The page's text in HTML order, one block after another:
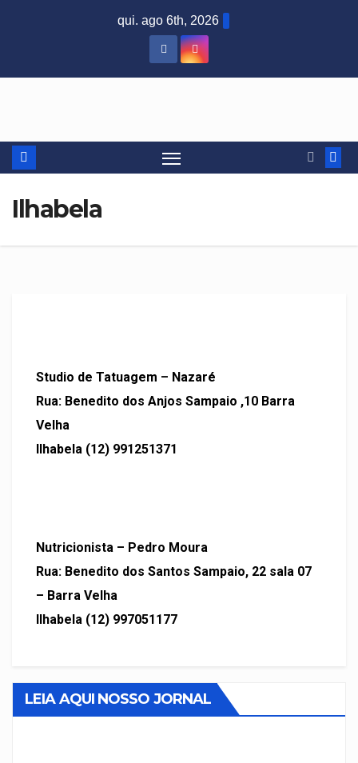
qui. ago 6th, 2026
Ilhabela
Studio de Tatuagem – Nazaré
Rua: Benedito dos Anjos Sampaio ,10 Barra
Velha
Ilhabela (12) 991251371
Nutricionista – Pedro Moura
Rua: Benedito dos Santos Sampaio, 22 sala 07
– Barra Velha
Ilhabela (12) 997051177
LEIA AQUI NOSSO JORNAL